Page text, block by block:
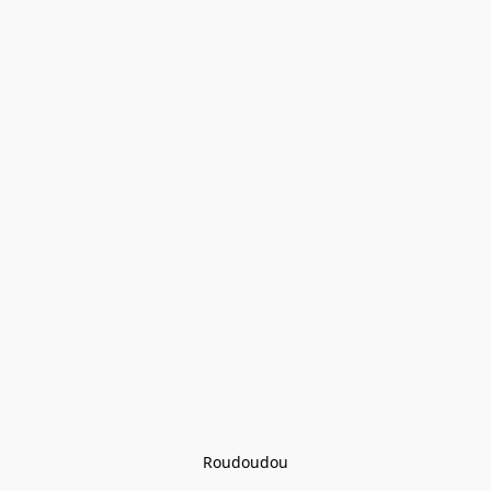
Roudoudou